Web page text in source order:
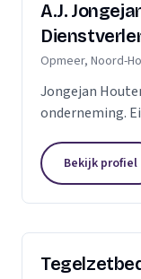
A.J.
Opmeer, Noord-
Jongejan
onderneming.
timmerbranche,
bedrijf van start
Bekijk profiel